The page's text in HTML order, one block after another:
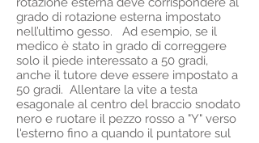
grado di rotazione esterna impostato
nell’ultimo gesso. Ad esempio, se il
medico è stato in grado di correggere
solo il piede interessato a 50 gradi,
anche il tutore deve essere impostato a
50 gradi. Allentare la vite a testa
esagonale al centro del braccio snodato
nero e ruotare il pezzo rosso a "Y" verso
l'esterno fino a quando il puntatore sul